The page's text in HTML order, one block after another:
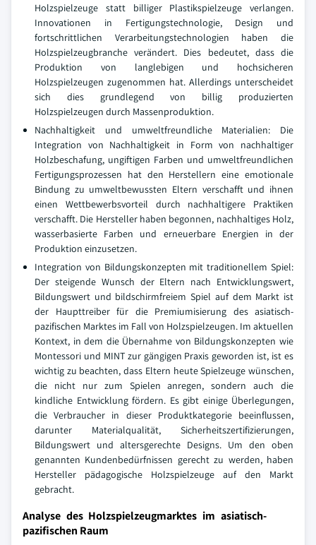
Holzspielzeuge statt billiger Plastikspielzeuge verlangen.
Innovationen in Fertigungstechnologie, Design und
fortschrittlichen Verarbeitungstechnologien haben die
Holzspielzeugbranche verändert. Dies bedeutet, dass die
Produktion von langlebigen und hochsicheren
Holzspielzeugen zugenommen hat. Allerdings unterscheidet
sich dies grundlegend von billig produzierten
Holzspielzeugen durch Massenproduktion.
Nachhaltigkeit und umweltfreundliche Materialien: Die
Integration von Nachhaltigkeit in Form von nachhaltiger
Holzbeschafung, ungiftigen Farben und umweltfreundlichen
Fertigungsprozessen hat den Herstellern eine emotionale
Bindung zu umweltbewussten Eltern verschafft und ihnen
einen Wettbewerbsvorteil durch nachhaltigere Praktiken
verschafft. Die Hersteller haben begonnen, nachhaltiges Holz,
wasserbasierte Farben und erneuerbare Energien in der
Produktion einzusetzen.
Integration von Bildungskonzepten mit traditionellem Spiel:
Der steigende Wunsch der Eltern nach Entwicklungswert,
Bildungswert und bildschirmfreiem Spiel auf dem Markt ist
der Haupttreiber für die Premiumisierung des asiatisch-
pazifischen Marktes im Fall von Holzspielzeugen. Im aktuellen
Kontext, in dem die Übernahme von Bildungskonzepten wie
Montessori und MINT zur gängigen Praxis geworden ist, ist es
wichtig zu beachten, dass Eltern heute Spielzeuge wünschen,
die nicht nur zum Spielen anregen, sondern auch die
kindliche Entwicklung fördern. Es gibt einige Überlegungen,
die Verbraucher in dieser Produktkategorie beeinflussen,
darunter Materialqualität, Sicherheitszertifizierungen,
Bildungswert und altersgerechte Designs. Um den oben
genannten Kundenbedürfnissen gerecht zu werden, haben
Hersteller pädagogische Holzspielzeuge auf den Markt
gebracht.
Analyse des Holzspielzeugmarktes im asiatisch-
pazifischen Raum